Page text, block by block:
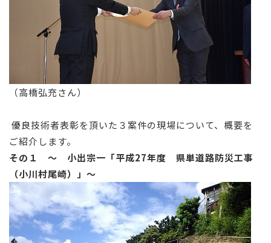
（高橋弘充さん）
優良技術者表彰を頂いた３案件の現場について、概要を
ご紹介します。
その１ ～ 小出宗一「平成27年度 県単道路防災工事
（小川村尾崎）」～